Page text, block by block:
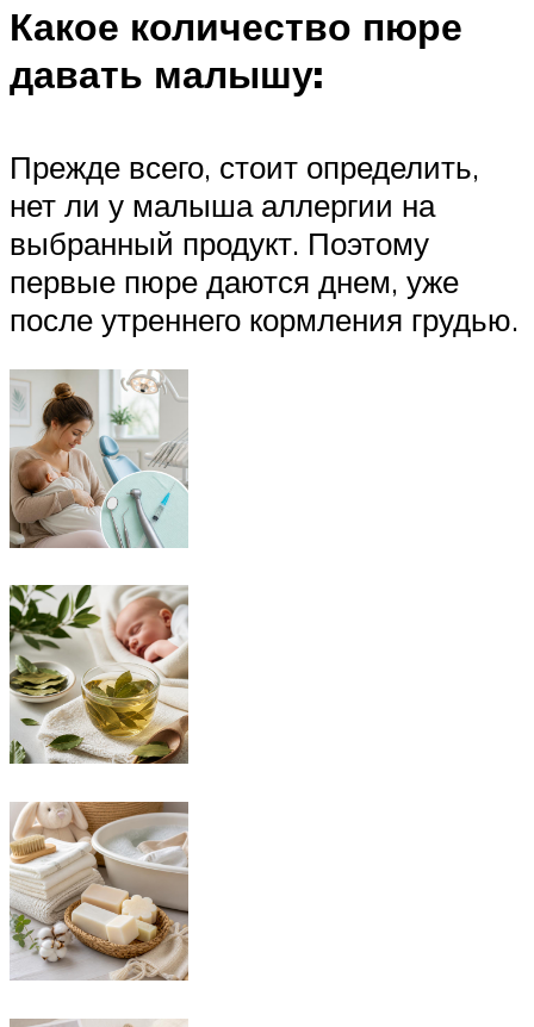
Какое количество пюре
давать малышу:
Прежде всего, стоит определить,
нет ли у малыша аллергии на
выбранный продукт. Поэтому
первые пюре даются днем, уже
после утреннего кормления грудью.